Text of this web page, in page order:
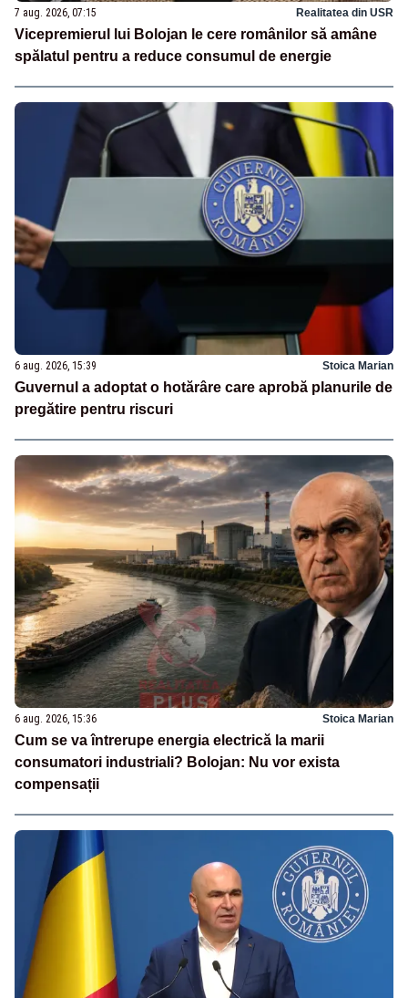
7 aug. 2026, 07:15 Realitatea din USR
Vicepremierul lui Bolojan le cere românilor să amâne
spălatul pentru a reduce consumul de energie
6 aug. 2026, 15:39 Stoica Marian
Guvernul a adoptat o hotărâre care aprobă planurile de
pregătire pentru riscuri
6 aug. 2026, 15:36 Stoica Marian
Cum se va întrerupe energia electrică la marii
consumatori industriali? Bolojan: Nu vor exista
compensații